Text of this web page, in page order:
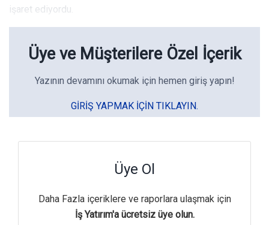
işaret ediyordu.
Üye ve Müşterilere Özel İçerik
Yazının devamını okumak için hemen giriş yapın!
GIRIŞ YAPMAK IÇIN TIKLAYIN.
Üye Ol
Daha Fazla içeriklere ve raporlara ulaşmak için
İş Yatırım'a ücretsiz üye olun.